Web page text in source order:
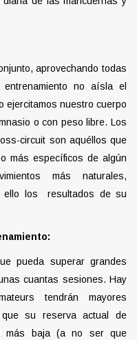
aprovechando todas
no aísla el
ejercitamos nuestro cuerpo
o con peso libre. Los
circuit son aquéllos que
más específicos de algún
más naturales,
ello los resultados de su
pueda superar grandes
cuantas sesiones. Hay
tendrán mayores
su reserva actual de
más baja (a no ser que